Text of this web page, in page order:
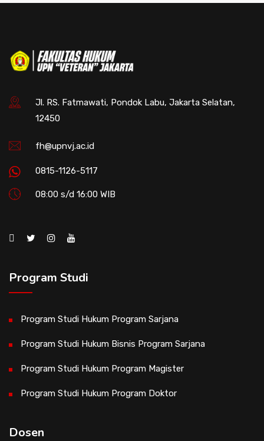
Jl. RS. Fatmawati, Pondok Labu, Jakarta Selatan,
12450
fh@upnvj.ac.id
0815-1126-5117
08:00 s/d 16:00 WIB
Program Studi
Program Studi Hukum Program Sarjana
Program Studi Hukum Bisnis Program Sarjana
Program Studi Hukum Program Magister
Program Studi Hukum Program Doktor
Dosen